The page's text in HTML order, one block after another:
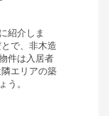
紹介しま
で、非木造
件は入居者
エリアの築
う。